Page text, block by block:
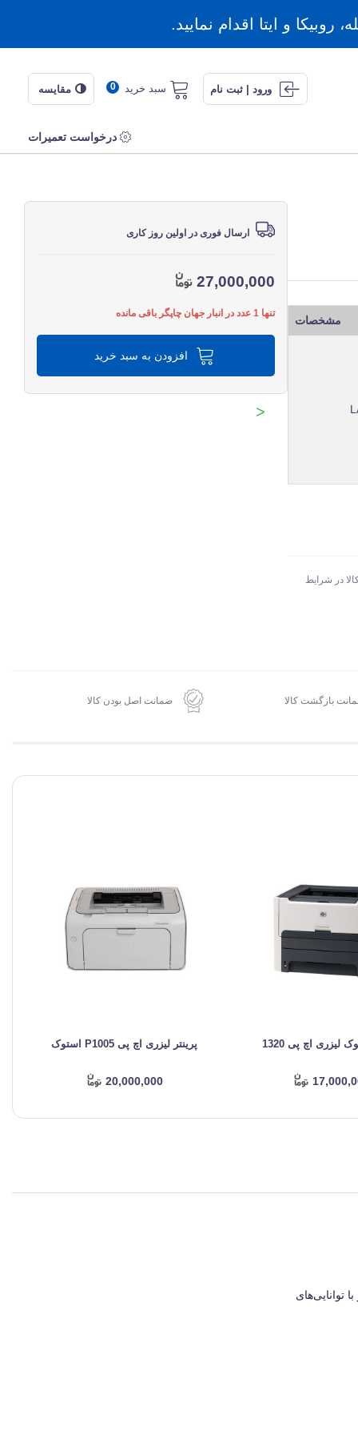
و ایتا اقدام نمایید.
ورود | ثبت نام 0 سبد خرید مقایسه
درخواست تعمیرات
مشخصات
<
در شرایط
ارسال فوری در اولین روز کاری
27,000,000
تنها 1 عدد در انبار جهان چاپگر باقی مانده
افزودن به سبد خرید
بازگشت کالا ضمانت اصل بودن کالا
لیزری اچ پی 1320 پرینتر لیزری اچ پی P1005 استوک
20,000,000
توانایی‌های